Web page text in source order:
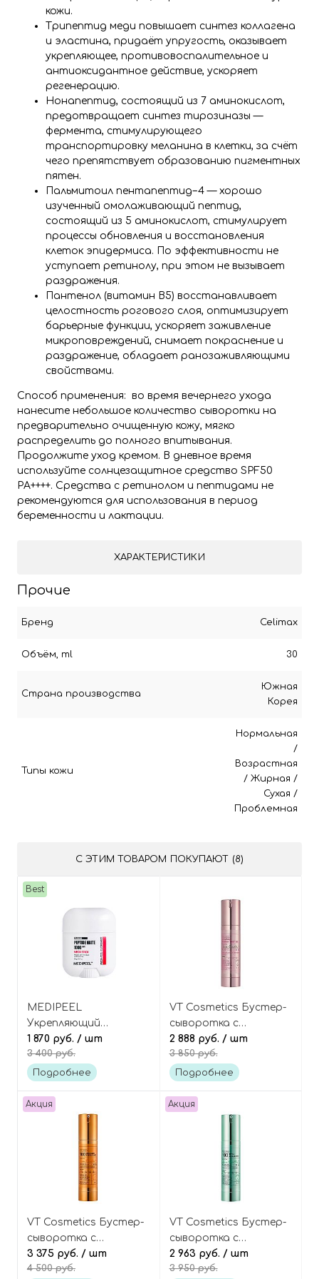
кожи.
Трипептид меди повышает синтез коллагена
и эластина, придаёт упругость, оказывает
укрепляющее, противовоспалительное и
антиоксидантное действие, ускоряет
регенерацию.
Нонапептид, состоящий из 7 аминокислот,
предотвращает синтез тирозиназы —
фермента, стимулирующего
транспортировку меланина в клетки, за счёт
чего препятствует образованию пигментных
пятен.
Пальмитоил пентапептид−4 — хорошо
изученный омолаживающий пептид,
состоящий из 5 аминокислот, стимулирует
процессы обновления и восстановления
клеток эпидермиса. По эффективности не
уступает ретинолу, при этом не вызывает
раздражения.
Пантенол (витамин B5) восстанавливает
целостность рогового слоя, оптимизирует
барьерные функции, ускоряет заживление
микроповреждений, снимает покраснение и
раздражение, обладает ранозаживляющими
свойствами.
Способ применения: во время вечернего ухода
нанесите небольшое количество сыворотки на
предварительно очищенную кожу, мягко
распределить до полного впитывания.
Продолжите уход кремом. В дневное время
используйте солнцезащитное средство SPF50
PA++++. Средства с ретинолом и пептидами не
рекомендуются для использования в период
беременности и лактации.
ХАРАКТЕРИСТИКИ
Прочие
Бренд Celimax
Объём, ml 30
Страна производства
Южная
Корея
Типы кожи
Нормальная
/
Возрастная
/ Жирная /
Сухая /
Проблемная
С ЭТИМ ТОВАРОМ ПОКУПАЮТ (8)
Best
MEDIPEEL
Укрепляющий
пептидный стик для
шеи и декольте со
спикулами
Premium Peptide Naite
1000 Shot Neck Stick
1 870 руб. / шт
3 400 руб.
Подробнее
VT Cosmetics Бустер-
сыворотка с
коллагеном и
микроиглами
(спикулами), Collagen
2 888 руб. / шт
3 850 руб.
Подробнее
Акция
VT Cosmetics Бустер-
сыворотка с
витамином С и
микроиглами
3 375 руб. / шт
4 500 руб.
Акция
VT Cosmetics Бустер-
сыворотка с
ретинолом и
микроиглами
2 963 руб. / шт
3 950 руб.